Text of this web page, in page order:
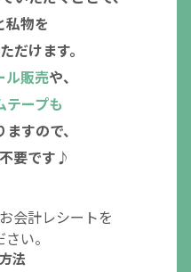
私物を
だけます。
ル販売や、
テープも
すので、
要です♪
会計レシートを
い。
法